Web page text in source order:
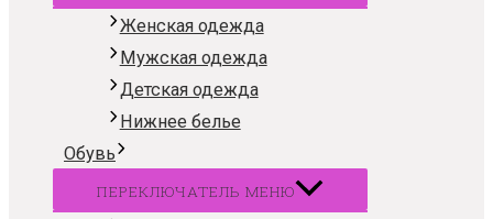
Женская одежда
Мужская одежда
Детская одежда
Нижнее белье
Обувь
ПЕРЕКЛЮЧАТЕЛЬ МЕНЮ